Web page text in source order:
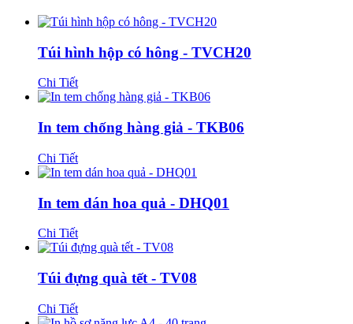
Túi hình hộp có hông - TVCH20
Chi Tiết
In tem chống hàng giả - TKB06
Chi Tiết
In tem dán hoa quả - DHQ01
Chi Tiết
Túi đựng quà tết - TV08
Chi Tiết